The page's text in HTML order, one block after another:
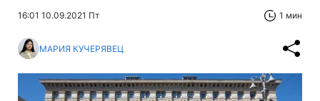
16:01 10.09.2021 Пт 1 мин
МАРИЯ КУЧЕРЯВЕЦ